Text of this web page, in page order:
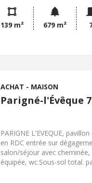
139 m² 679 m²
ACHAT - MAISON
Parigné-l'Évêque
PARIGNE L'EVEQUE, pavillon de plain-pied des années 1980, avec
en RDC entrée sur
salon/séjour avec
équipée, wc.Sous-sol total.